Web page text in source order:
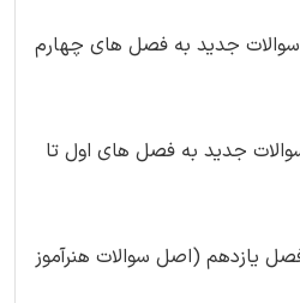
شدن سوالات جدید به فصل های چهارم
شدن سوالات جدید به فصل های اول تا
شدن فصل یازدهم (اصل سوالات هنرآموز